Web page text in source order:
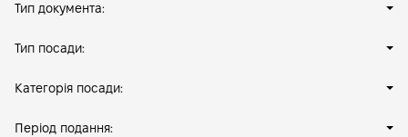
Тип документа:
Тип посади:
Категорія посади:
Період подання: